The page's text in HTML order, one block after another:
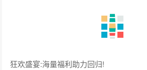
狂欢盛宴:海量福利助力回归!